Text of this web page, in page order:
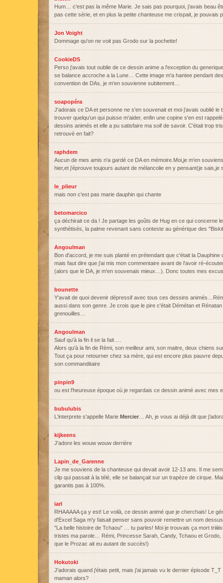
Hum… c'est pas la même Marie. Je sais pas pourquoi, j'avais beau
pas cette série, et en plus la petite chanteuse me crispait, je pouvais
Jon Voight
Dommage qu'on ne voit pas Grodo sur la pochette!
CookieDS
Perso j'avais tout oublie de ce dessin anime a l'exception du
se balance accroche a la Lune… Cette image m'a hantee pendant
convention de DAs, je m'en souvienne subitement…
soapopéra
J'adorais ce DA et personne ne s'en souvenait et moi j'avais oublié le
trouver quelqu'un qui puisse m'aider, enfin une copine s'en est
dessins animés et elle a pu satisfaire ma soif de savoir. C'était trop
retrouvé en fait?
raphdem
Aucun de mes amis n'a gardé ce DA en mémoire.Moi,je m'en
hier,et j'éprouve toujours autant de mélancolie en y pensant(je
le_plieur
mais non c'est pas marie dauphin qui chante
betomarcico
ça déchirait ce da ! Je partage les goûts de Hug en ce qui concerne
synthétisés, la palme revenant sans conteste au générique des
Angoulman
Bon d'accord, je me suis planté en prétendant que c'était la Dauphine
mais faut dire que j'ai mis mon commentaire avant de l'avoir ré-
(alors que le DA, je m'en souvenais mieux…). Donc toutes mes
bounette
Y'avait de quoi devenir dépressif avec tous ces dessins
aussi dans son genre. Je crois que le pire c'était Démétan et
grenouilles…
Angoulman
Sauf qu'à la fin il se la fait….
Alors qu'à la fin de Rèmi, son meilleur ami, son maitre, deux chiens
Tout ça pour retourner chez sa mère, qui est encore plus pauvre
son commanditaire
pinpin9
ou est l'heureuse époque où je regardais ce dessin animé avec mes
bubulubis
L'interprete s'appelle Marie Mercier … Ah, je vous ai déjà dit que
kijkeens
J'adore les wouw wouw derrière
Lapin_de_Garenne
Je me souviens de la chanteuse qui devait avoir 12-13 ans. Il me
clip qui passait à la télé, elle se balançait sur un trapèze de cirque.
garantis pas à 100%.
iarl
RHAAAAA ça y est! Le voilà, ce dessin animé que je cherchais! Le
d'Excel Saga m'y faisait penser sans pouvoir remettre un nom
"La belle histoire de Tchaou" … tu parles! Moi je trouvais ça mort
tristes ma parole… Rémi, Princesse Sarah, Candy, Tchaou et
que le Prozac ait eu autant de succès!)
Hokutoki
J'adorais quand j'étais petit, mais j'ai jamais vu le dernier épisode
maman alors?